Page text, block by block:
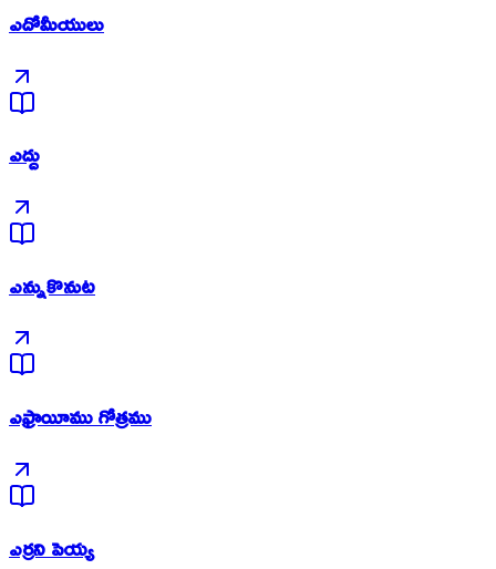
ఎదోమీయులు
ఎద్దు
ఎన్నుకొనుట
ఎఫ్రాయీము గోత్రము
ఎర్రని పెయ్య